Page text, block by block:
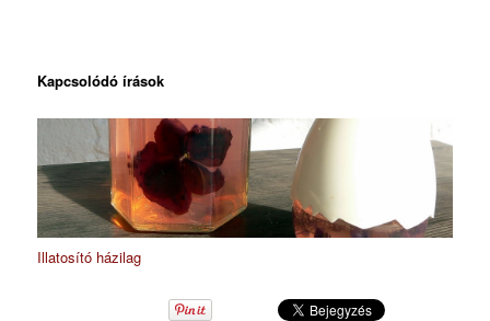
Kapcsolódó írások
Illatosító házilag